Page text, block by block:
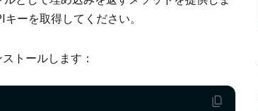
キーを取得してください。
トールします：